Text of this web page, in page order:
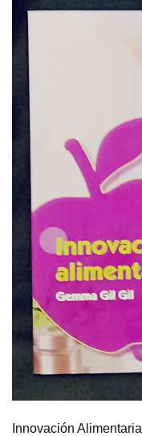
Innovación Alimentaria